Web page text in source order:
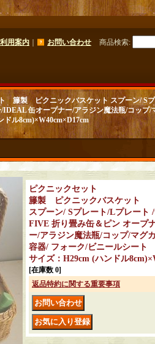
用案内 お問い合わせ 商品検索:
籐製 ピクニックバスケット スプーン/ S
缶オープナー/アラジン魔法瓶/コップ/
ドル8cm)×W40cm×D17cm
ピクニックセット
籐製 ピクニックバスケット
スプーン/ Sプレート/Lプレート
FIVE 折り畳み缶＆ピン オープ
ー/アラジン魔法瓶/コップ/マグ
容器/ フォーク/ビニールシート
サイズ：H29cm (ハンドル
[在庫数 0]
返品特約に関する重要事項